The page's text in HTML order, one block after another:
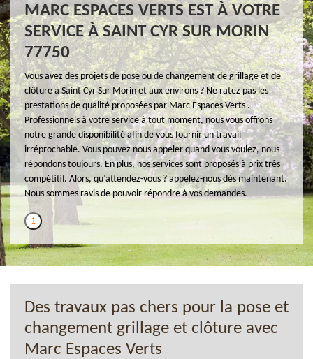
MARC ESPACES VERTS EST À VOTRE
SERVICE À SAINT CYR SUR MORIN
77750
Vous avez des projets de pose ou de changement de grillage et de
clôture à Saint Cyr Sur Morin et aux environs ? Ne ratez pas les
prestations de qualité proposées par Marc Espaces Verts .
Professionnels à votre service à tout moment, nous vous offrons
notre grande disponibilité afin de vous fournir un travail
irréprochable. Vous pouvez nous appeler quand vous voulez, nous
répondons toujours. En plus, nos services sont proposés à prix très
compétitif. Alors, qu’attendez-vous ? appelez-nous dès maintenant.
Nous sommes ravis de pouvoir répondre à vos demandes.
1
Des travaux pas chers pour la pose et
changement grillage et clôture avec
Marc Espaces Verts